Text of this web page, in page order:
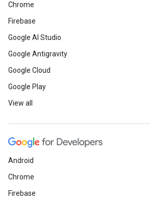
Chrome
Firebase
Google AI Studio
Google Antigravity
Google Cloud
Google Play
View all
Android
Chrome
Firebase